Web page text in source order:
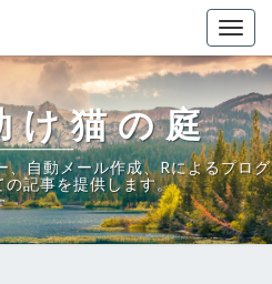
け猫の庭
、自動メール作成、Rによるプログ
の記事を提供します。